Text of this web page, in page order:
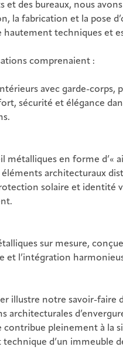
et des bureaux, nous avons
la fabrication et la pose
hautement techniques et
comprenaient :
avec garde-corps,
sécurité et élégance
métalliques en forme d’«
éléments architecturaux
solaire et identité
sur mesure,
et l’intégration
illustre notre savoir-faire
architecturales
contribue pleinement à la
technique d’un immeuble